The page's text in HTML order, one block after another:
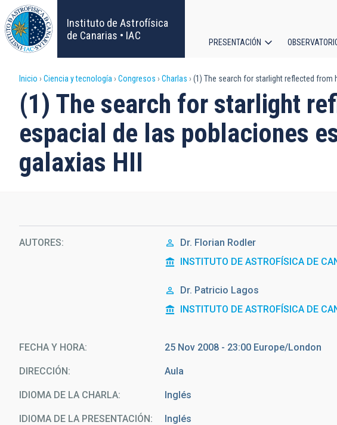
Pasar
al
contenido
principal
Instituto de Astrofísica
de Canarias • IAC
principal
PRESENTACIÓN
Sobrescribir
enlaces
de
ayuda
la
navegación
Inicio Ciencia y tecnología Congresos Charlas (1) The search for starlight reflected from
(1) The search for starlight
espacial de las poblaciones
galaxias HII
AUTORES Dr. Florian Rodler
INSTITUTO DE ASTROFÍSICA DE
Dr. Patricio Lagos
INSTITUTO DE ASTROFÍSICA DE
FECHA Y HORA 25 Nov 2008 - 23:00 Europe/London
DIRECCIÓN Aula
IDIOMA DE LA CHARLA Inglés
IDIOMA DE LA PRESENTACIÓN Inglés